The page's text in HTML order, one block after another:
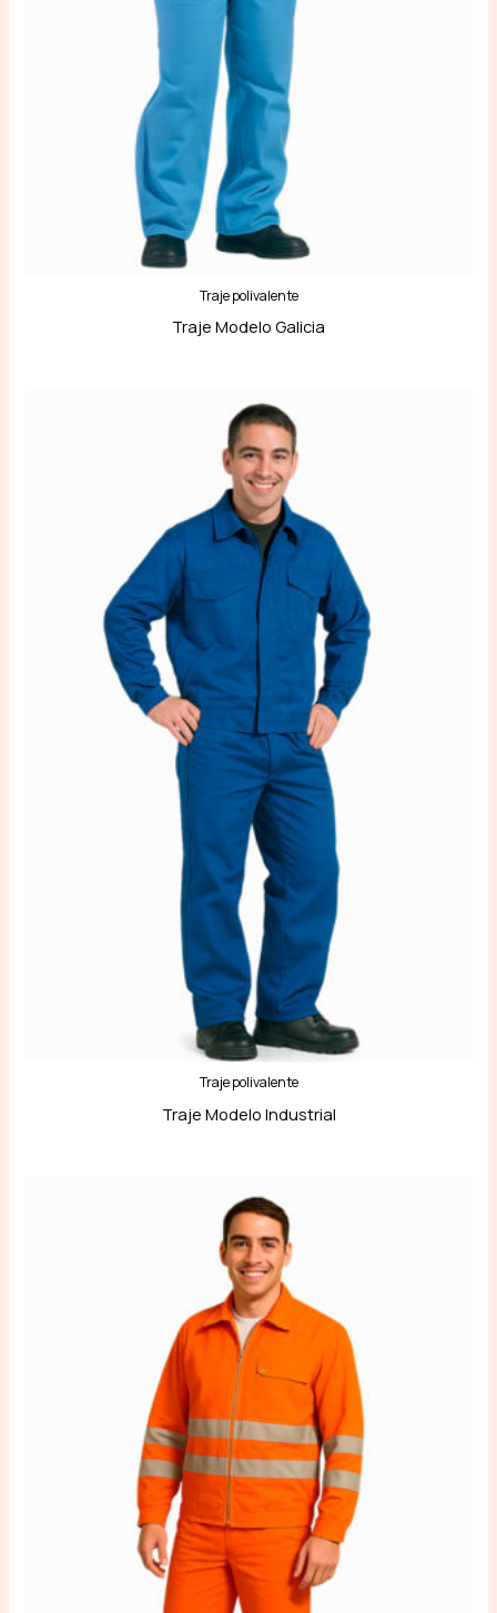
Traje polivalente
Traje Modelo Galicia
Traje polivalente
Traje Modelo Industrial